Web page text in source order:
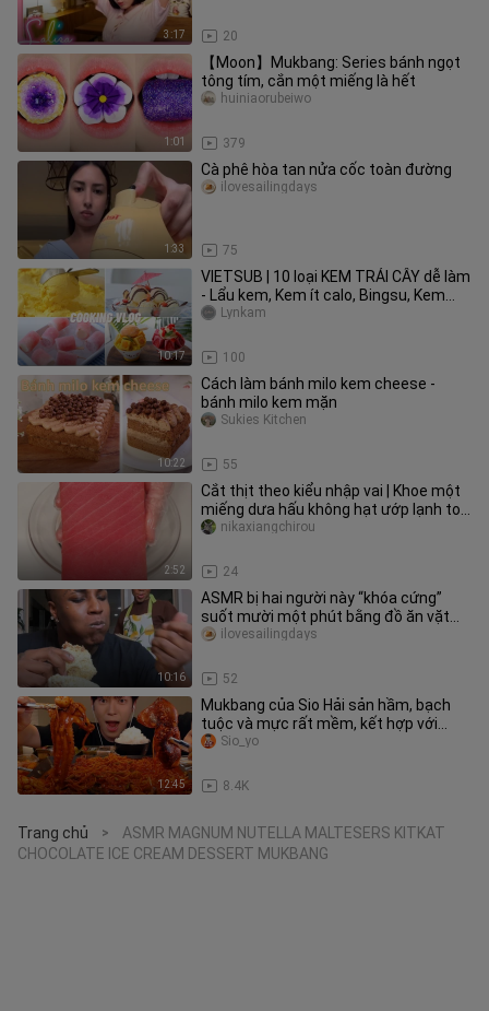
3:17 20
1:01
【Moon】Mukbang: Series bánh ngọt
tông tím, cắn một miếng là hết
379
huiniaorubeiwo
1:33
Cà phê hòa tan nửa cốc toàn đường
75
ilovesailingdays
10:17
VIETSUB | 10 loại KEM TRÁI CÂY dễ làm
- Lẩu kem, Kem ít calo, Bingsu, Kem
sầu riêng, Kem thanh mai
100
Lynkam
10:22
Cách làm bánh milo kem cheese -
bánh milo kem mặn
55
Sukies Kitchen
2:52
Cắt thịt theo kiểu nhập vai | Khoe một
miếng dưa hấu không hạt ướp lạnh to
bự 🍉
24
nikaxiangchirou
10:16
ASMR bị hai người này “khóa cứng”
suốt mười một phút bằng đồ ăn vặt
chiên rán
52
ilovesailingdays
12:45
Mukbang của Sio Hải sản hầm, bạch
tuộc và mực rất mềm, kết hợp với
rong biển và cơm
8.4K
Sio_yo
Trang chủ >
ASMR MAGNUM NUTELLA MALTESERS KITKAT
CHOCOLATE ICE CREAM DESSERT MUKBANG